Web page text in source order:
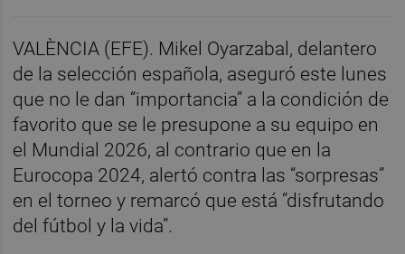
VALÈNCIA (EFE). Mikel Oyarzabal, delantero
de la selección española, aseguró este lunes
que no le dan “importancia” a la condición de
favorito que se le presupone a su equipo en
el Mundial 2026, al contrario que en la
Eurocopa 2024, alertó contra las “sorpresas”
en el torneo y remarcó que está “disfrutando
del fútbol y la vida”.